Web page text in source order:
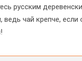
русским
ведь чай крепче,